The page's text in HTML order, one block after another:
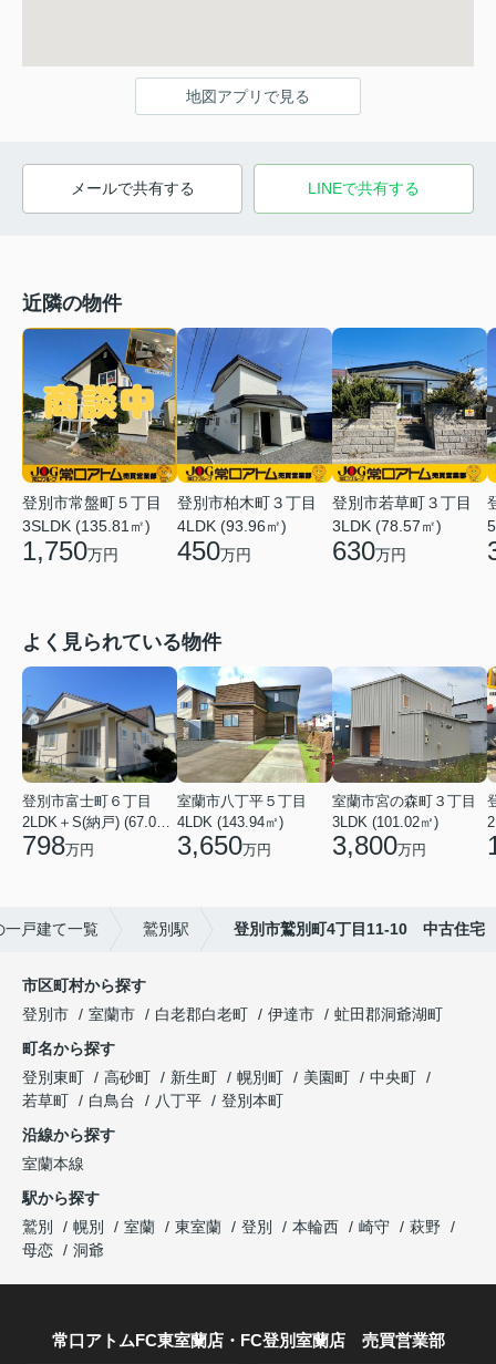
地図アプリで見る
メールで共有する LINEで共有する
近隣の物件
登別市常盤町５丁目
3SLDK (135.81㎡)
1,750万円
登別市柏木町３丁目
4LDK (93.96㎡)
450万円
登別市若草町３丁目
3LDK (78.57㎡)
630万円
よく見られている物件
登別市富士町６丁目
2LDK＋S(納戸) (67.07㎡)
798万円
室蘭市八丁平５丁目
4LDK (143.94㎡)
3,650万円
室蘭市宮の森町３丁目
3LDK (101.02㎡)
3,800万円
一戸建て一覧 鷲別駅 登別市鷲別町4丁目11-10 中古住宅
市区町村から探す
登別市
室蘭市 白老郡白老町 伊達市
虻田郡洞爺湖町
町名から探す
登別東町
高砂町 新生町 幌別町 美園町
中央町
若草町
白鳥台 八丁平
登別本町
沿線から探す
室蘭本線
駅から探す
鷲別
幌別 室蘭 東室蘭 登別 本輪西 崎守
萩野
母恋
洞爺
常口アトムFC東室蘭店・FC登別室蘭店 売買営業部